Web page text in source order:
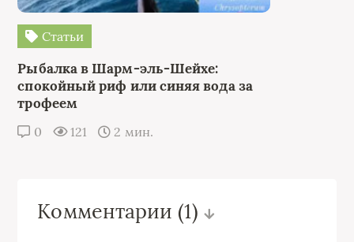
Статьи
Рыбалка в Шарм-эль-Шейхе:
спокойный риф или синяя вода за
трофеем
0 121 2 мин.
Комментарии (1)